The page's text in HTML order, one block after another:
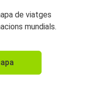
de viatges
mundials.